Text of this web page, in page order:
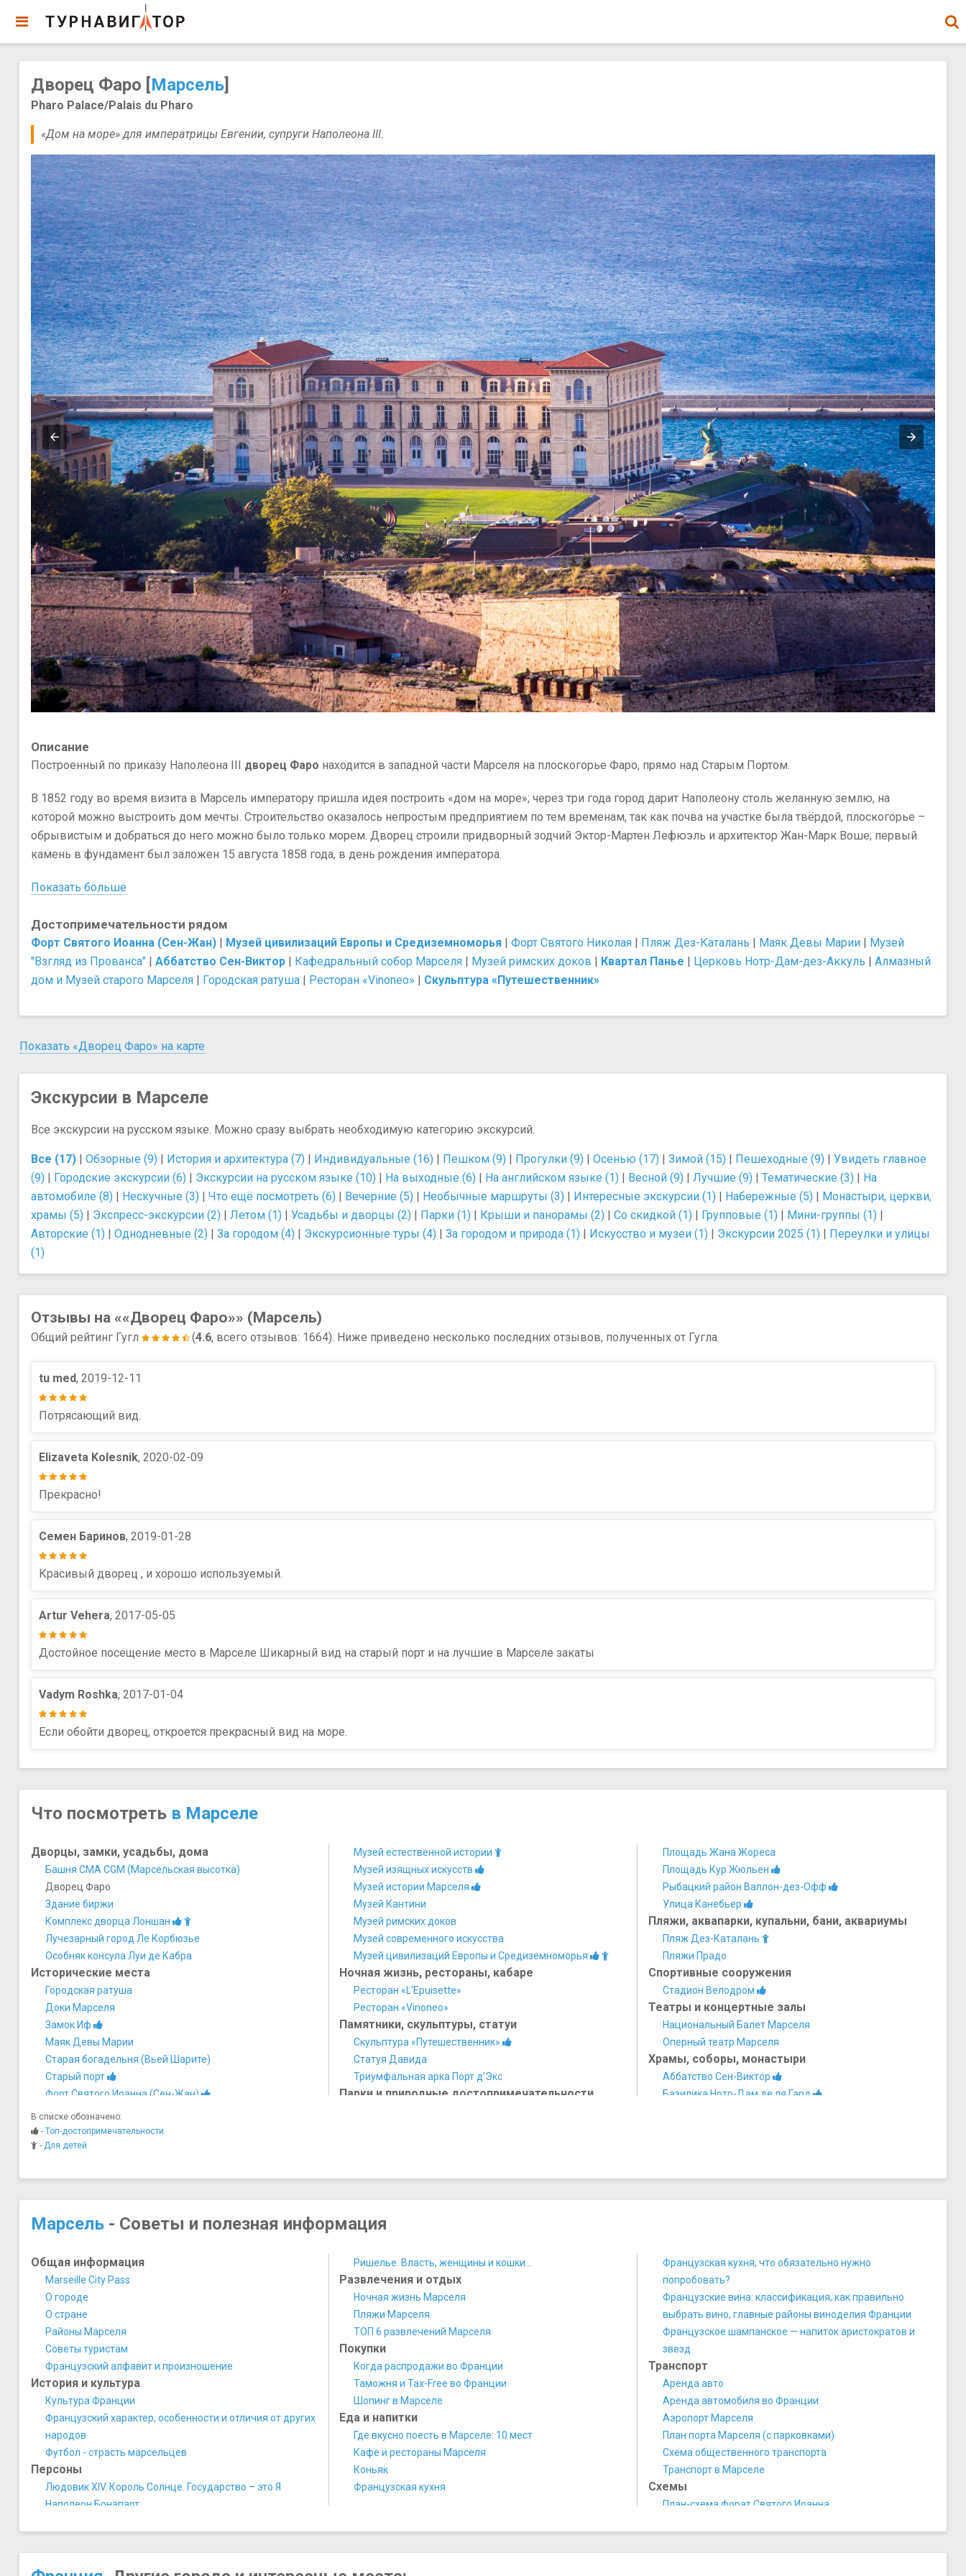
Дворец Фаро [Марсель]
Pharo Palace/Palais du Pharo
«Дом на море» для императрицы Евгении, супруги Наполеона III.
Описание
Построенный по приказу Наполеона III дворец Фаро находится в западной части Марселя на плоскогорье Фаро, прямо над Старым Портом.
В 1852 году во время визита в Марсель императору пришла идея построить «дом на море»; через три года город дарит Наполеону столь желанную землю, на
которой можно выстроить дом мечты. Строительство оказалось непростым предприятием по тем временам, так как почва на участке была твёрдой, плоскогорье –
обрывистым и добраться до него можно было только морем. Дворец строили придворный зодчий Эктор-Мартен Лефюэль и архитектор Жан-Марк Воше; первый
камень в фундамент был заложен 15 августа 1858 года, в день рождения императора.
Показать больше
Достопримечательности рядом
Форт Святого Иоанна (Сен-Жан) Музей цивилизаций Европы и Средиземноморья Форт Святого Николая Пляж Дез-Каталань Маяк Девы Марии
Музей
"Взгляд из Прованса"
Аббатство Сен-Виктор Кафедральный собор Марселя Музей римских доков Квартал Панье Церковь Нотр-Дам-дез-Аккуль
Алмазный
дом и Музей старого Марселя
Городская ратуша Ресторан «Vinonеo» Скульптура «Путешественник»
Показать «Дворец Фаро» на карте
Экскурсии в Марселе
Все экскурсии на русском языке. Можно сразу выбрать необходимую категорию экскурсий.
Все (17) Обзорные (9) История и архитектура (7) Индивидуальные (16) Пешком (9) Прогулки (9) Осенью (17) Зимой (15) Пешеходные (9)
Увидеть главное
(9)
Городские экскурсии (6) Экскурсии на русском языке (10) На выходные (6) На английском языке (1) Весной (9) Лучшие (9) Тематические (3)
На
автомобиле (8)
Нескучные (3) Что ещё посмотреть (6) Вечерние (5) Необычные маршруты (3) Интересные экскурсии (1) Набережные (5)
Монастыри, церкви,
храмы (5)
Экспресс-экскурсии (2) Летом (1) Усадьбы и дворцы (2) Парки (1) Крыши и панорамы (2) Со скидкой (1) Групповые (1) Мини-группы (1)
Авторские (1)
Однодневные (2) За городом (4) Экскурсионные туры (4) За городом и природа (1) Искусство и музеи (1) Экскурсии 2025 (1)
Переулки и улицы
(1)
Отзывы на ««Дворец Фаро»» (Марсель)
Общий рейтинг Гугл (4.6, всего отзывов: 1664). Ниже приведено несколько последних отзывов, полученных от Гугла.
tu med, 2019-12-11
Потрясающий вид.
Elizaveta Kolesnik, 2020-02-09
Прекрасно!
Семен Баринов, 2019-01-28
Красивый дворец , и хорошо используемый.
Artur Vehera, 2017-05-05
Достойное посещение место в Марселе Шикарный вид на старый порт и на лучшие в Марселе закаты
Vadym Roshka, 2017-01-04
Если обойти дворец, откроется прекрасный вид на море.
Что посмотреть в Марселе
Дворцы, замки, усадьбы, дома
Башня CMA CGM (Марсельская высотка)
Дворец Фаро
Здание биржи
Комплекс дворца Лоншан
Лучезарный город Ле Корбюзье
Особняк консула Луи де Кабра
Исторические места
Городская ратуша
Доки Марселя
Замок Иф
Маяк Девы Марии
Старая богадельня (Вьей Шарите)
Старый порт
Форт Святого Иоанна (Сен-Жан)
Форт Святого Николая
Центральная Больница
Музеи
Морской музей
Музей "Взгляд из Прованса"
Музей археологии Средиземноморья
Музей Борели (Замок Борели)
Музей естественной истории
Музей изящных искусств
Музей истории Марселя
Музей Кантини
Музей римских доков
Музей современного искусства
Музей цивилизаций Европы и Средиземноморья
Ночная жизнь, рестораны, кабаре
Ресторан «L'Epuisette»
Ресторан «Vinonеo»
Памятники, скульптуры, статуи
Скульптура «Путешественник»
Статуя Давида
Триумфальная арка Порт д’Экс
Парки и природные достопримечательности
Фриульские острова
Площади, улицы, фонтаны, районы
Квартал Панье
Площадь Жана Жореса
Площадь Кур Жюльен
Рыбацкий район Валлон-дез-Офф
Улица Канебьер
Пляжи, аквапарки, купальни, бани, аквариумы
Пляж Дез-Каталань
Пляжи Прадо
Спортивные сооружения
Стадион Велодром
Театры и концертные залы
Национальный Балет Марселя
Оперный театр Марселя
Храмы, соборы, монастыри
Аббатство Сен-Виктор
Базилика Нотр-Дам де ля Гард
августинцев)
Активный отдых, аттракционы, развлечения
В списке обозначено:
- Топ-достопримечательности
- Для детей
Марсель - Советы и полезная информация
Общая информация
Marseille City Pass
О городе
О стране
Районы Марселя
Советы туристам
Французский алфавит и произношение
История и культура
Культура Франции
Французский характер, особенности и отличия от других
народов
Футбол - страсть марсельцев
Персоны
Людовик XIV. Король Солнце. Государство – это Я
Наполеон Бонапарт
Ришелье. Власть, женщины и кошки...
Развлечения и отдых
Ночная жизнь Марселя
Пляжи Марселя
ТОП 6 развлечений Марселя
Покупки
Когда распродажи во Франции
Таможня и Tax-Free во Франции
Шопинг в Марселе
Еда и напитки
Где вкусно поесть в Марселе: 10 мест
Кафе и рестораны Марселя
Коньяк
Французская кухня
Французская кухня, что обязательно нужно
попробовать?
Французские вина: классификация, как правильно
выбрать вино, главные районы виноделия Франции
Французское шампанское — напиток аристократов и
звезд
Транспорт
Аренда авто
Аренда автомобиля во Франции
Аэропорт Марселя
План порта Марселя (с парковками)
Схема общественного транспорта
Транспорт в Марселе
Схемы
План-схема форат Святого Иоанна